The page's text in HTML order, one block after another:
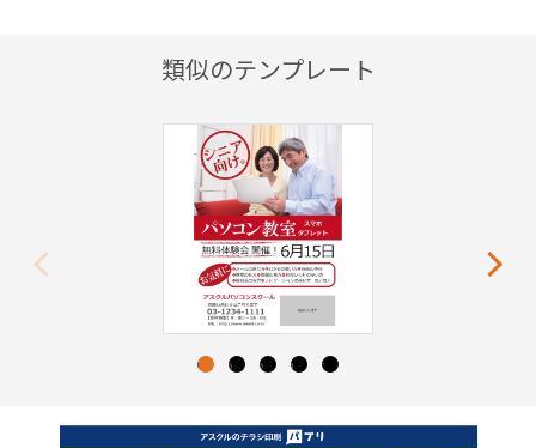
類似のテンプレート
Next
1 2 3 4 5